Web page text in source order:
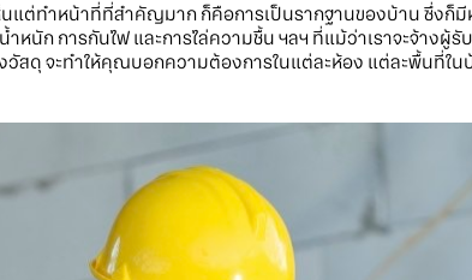
แต่ทำหน้าที่ที่สำคัญมาก ก็คือการเป็นรากฐานของบ้าน ซึ่งก็มี
นัก การกันไฟ และการไล่ความชื้น ฯลฯ ที่แม้ว่าเราจะจ้างผู้รั
สดุ จะทำให้คุณบอกความต้องการในแต่ละห้อง แต่ละพื้นที่ใน